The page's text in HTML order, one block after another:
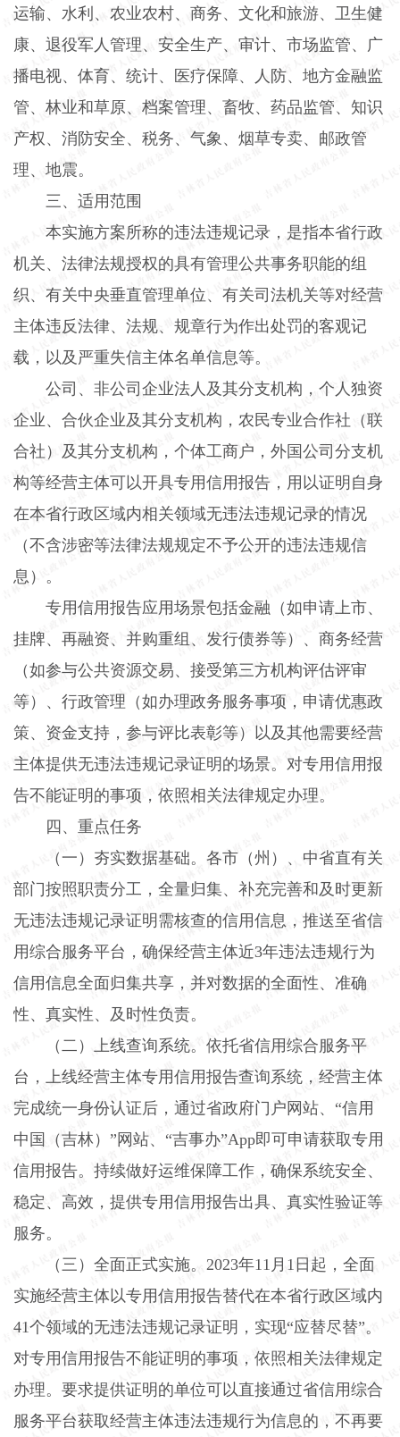
运输、水利、农业农村、商务、文化和旅游、卫生健
康、退役军人管理、安全生产、审计、市场监管、广
播电视、体育、统计、医疗保障、人防、地方金融监
管、林业和草原、档案管理、畜牧、药品监管、知识
产权、消防安全、税务、气象、烟草专卖、邮政管
理、地震。
三、适用范围
本实施方案所称的违法违规记录，是指本省行政
机关、法律法规授权的具有管理公共事务职能的组
织、有关中央垂直管理单位、有关司法机关等对经营
主体违反法律、法规、规章行为作出处罚的客观记
载，以及严重失信主体名单信息等。
公司、非公司企业法人及其分支机构，个人独资
企业、合伙企业及其分支机构，农民专业合作社（联
合社）及其分支机构，个体工商户，外国公司分支机
构等经营主体可以开具专用信用报告，用以证明自身
在本省行政区域内相关领域无违法违规记录的情况
（不含涉密等法律法规规定不予公开的违法违规信
息）。
专用信用报告应用场景包括金融（如申请上市、
挂牌、再融资、并购重组、发行债券等）、商务经营
（如参与公共资源交易、接受第三方机构评估评审
等）、行政管理（如办理政务服务事项，申请优惠政
策、资金支持，参与评比表彰等）以及其他需要经营
主体提供无违法违规记录证明的场景。对专用信用报
告不能证明的事项，依照相关法律规定办理。
四、重点任务
（一）夯实数据基础。 各市（州）、中省直有关
部门按照职责分工，全量归集、补充完善和及时更新
无违法违规记录证明需核查的信用信息，推送至省信
用综合服务平台，确保经营主体近3年违法违规行为
信用信息全面归集共享，并对数据的全面性、准确
性、真实性、及时性负责。
（二）上线查询系统。 依托省信用综合服务平
台，上线经营主体专用信用报告查询系统，经营主体
完成统一身份认证后，通过省政府门户网站、“信用
中国（吉林）”网站、“吉事办”App即可申请获取专用
信用报告。持续做好运维保障工作，确保系统安全、
稳定、高效，提供专用信用报告出具、真实性验证等
服务。
（三）全面正式实施。 2023年11 月 1 日起，全面
实施经营主体以专用信用报告替代在本省行政区域内
41个领域的无违法违规记录证明，实现“应替尽替”。
对专用信用报告不能证明的事项，依照相关法律规定
办理。要求提供证明的单位可以直接通过省信用综合
服务平台获取经营主体违法违规行为信息的，不再要